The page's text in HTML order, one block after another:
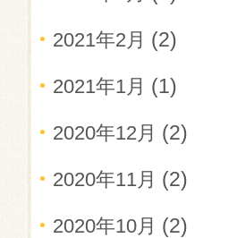
2021年2月 (2)
2021年1月 (1)
2020年12月 (2)
2020年11月 (2)
2020年10月 (2)